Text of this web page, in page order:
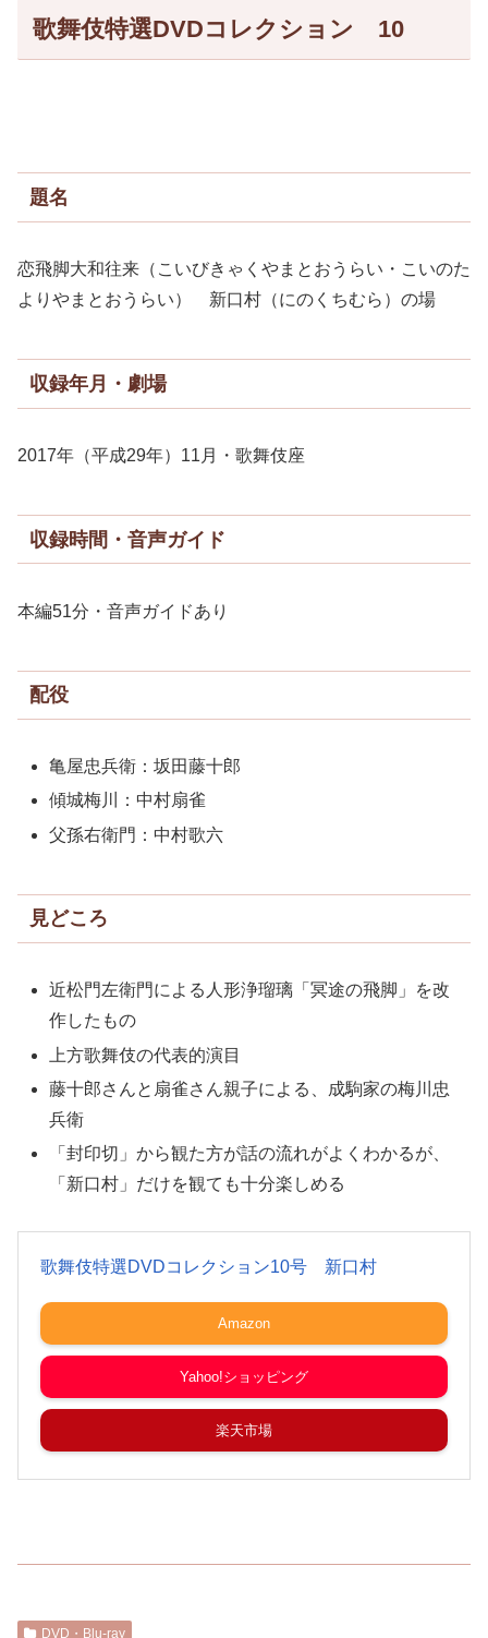
歌舞伎特選DVDコレクション 10
題名
恋飛脚大和往来（こいびきゃくやまとおうらい・こいのた
よりやまとおうらい） 新口村（にのくちむら）の場
収録年月・劇場
2017年（平成29年）11月・歌舞伎座
収録時間・音声ガイド
本編51分・音声ガイドあり
配役
亀屋忠兵衛：坂田藤十郎
傾城梅川：中村扇雀
父孫右衛門：中村歌六
見どころ
近松門左衛門による人形浄瑠璃「冥途の飛脚」を改
作したもの
上方歌舞伎の代表的演目
藤十郎さんと扇雀さん親子による、成駒家の梅川忠
兵衛
「封印切」から観た方が話の流れがよくわかるが、
「新口村」だけを観ても十分楽しめる
歌舞伎特選DVDコレクション10号 新口村
Amazon
Yahoo!ショッピング
楽天市場
DVD・Blu-ray